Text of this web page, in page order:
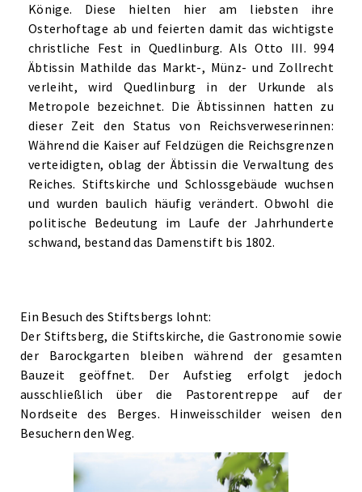
Könige. Diese hielten hier am liebsten ihre
Osterhoftage ab und feierten damit das wichtigste
christliche Fest in Quedlinburg. Als Otto III. 994
Äbtissin Mathilde das Markt-, Münz- und Zollrecht
verleiht, wird Quedlinburg in der Urkunde als
Metropole bezeichnet. Die Äbtissinnen hatten zu
dieser Zeit den Status von Reichsverweserinnen:
Während die Kaiser auf Feldzügen die Reichsgrenzen
verteidigten, oblag der Äbtissin die Verwaltung des
Reiches. Stiftskirche und Schlossgebäude wuchsen
und wurden baulich häufig verändert. Obwohl die
politische Bedeutung im Laufe der Jahrhunderte
schwand, bestand das Damenstift bis 1802.
Ein Besuch des Stiftsbergs lohnt:
Der Stiftsberg, die Stiftskirche, die Gastronomie sowie
der Barockgarten bleiben während der gesamten
Bauzeit geöffnet. Der Aufstieg erfolgt jedoch
ausschließlich über die Pastorentreppe auf der
Nordseite des Berges. Hinweisschilder weisen den
Besuchern den Weg.